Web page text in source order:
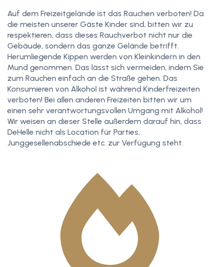
Auf dem Freizeitgelände ist das Rauchen verboten! Da
die meisten unserer Gäste Kinder sind, bitten wir zu
respektieren, dass dieses Rauchverbot nicht nur die
Gebäude, sondern das ganze Gelände betrifft.
Herumliegende Kippen werden von Kleinkindern in den
Mund genommen. Das lässt sich vermeiden, indem Sie
zum Rauchen einfach an die Straße gehen. Das
Konsumieren von Alkohol ist während Kinderfreizeiten
verboten! Bei allen anderen Freizeiten bitten wir um
einen sehr verantwortungsvollen Umgang mit Alkohol!
Wir weisen an dieser Stelle außerdem darauf hin, dass
DeHelle nicht als Location für Parties,
Junggesellenabschiede etc. zur Verfügung steht.